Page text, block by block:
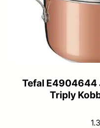
Tefal E4904644
Triply